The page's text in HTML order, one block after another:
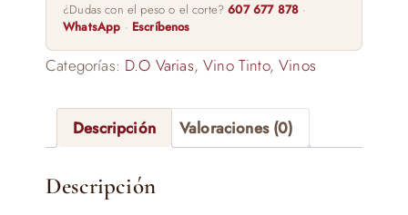
¿Dudas con el peso o el corte?607 677 878 ·
WhatsApp · Escríbenos
Categorías: D.O Varias,Vino Tinto,Vinos
Descripción Valoraciones (0)
Descripción